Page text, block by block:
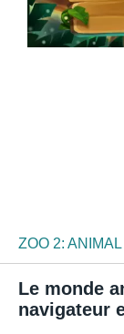
ZOO 2:
ACTU
APERÇUS JEU
Le monde
navigateur